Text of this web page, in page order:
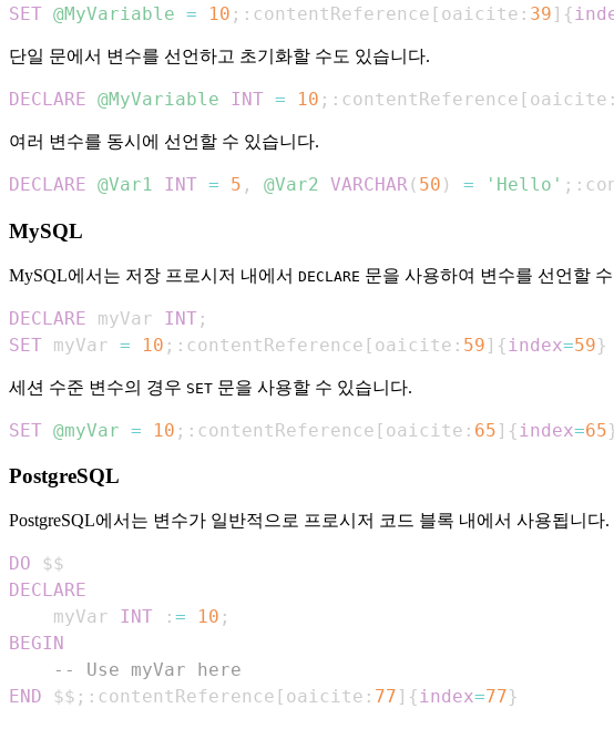
SET @MyVariable = 10 ; :contentReference [ oaicite: 39 ] {
단일 문에서 변수를 선언하고 초기화할 수도 있습니다.
DECLARE @MyVariable INT = 10 ; :contentReference [ oaicite:
여러 변수를 동시에 선언할 수 있습니다.
DECLARE @Var1 INT = 5 , @Var2 VARCHAR( 50 ) = 'Hello' ;
MySQL
MySQL에서는 저장 프로시저 내에서 DECLARE 문을 사용하여 변수를 선언할
DECLARE myVar INT ;
SET myVar = 10 ; :contentReference [ oaicite: 59 ] { index=59}
세션 수준 변수의 경우 SET 문을 사용할 수 있습니다.
SET @myVar = 10 ; :contentReference [ oaicite: 65 ] { index=65
PostgreSQL
PostgreSQL에서는 변수가 일반적으로 프로시저 코드 블록 내에서 사용됩니다.
DO
DECLARE
    myVar
INT : = 10 ;
BEGIN
-- Use myVar here
END $$ ; :contentReference [ oaicite: 77 ] {index=77}